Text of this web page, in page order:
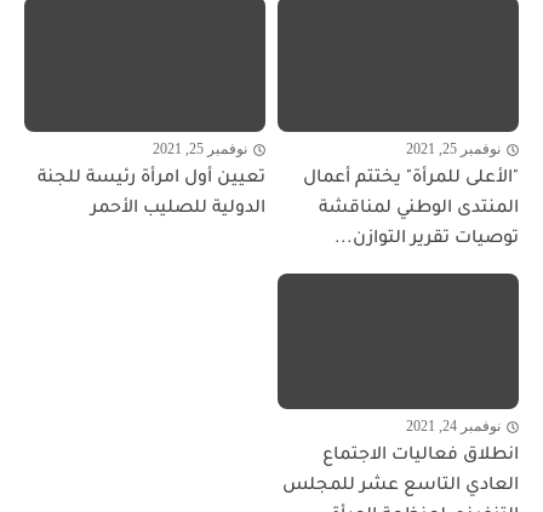
نوفمبر 25, 2021
"الأعلى للمرأة" يختتم أعمال
المنتدى الوطني لمناقشة
توصيات تقرير التوازن...
نوفمبر 25, 2021
تعيين أول امرأة رئيسة للجنة
الدولية للصليب الأحمر
نوفمبر 24, 2021
انطلاق فعاليات الاجتماع
العادي التاسع عشر للمجلس